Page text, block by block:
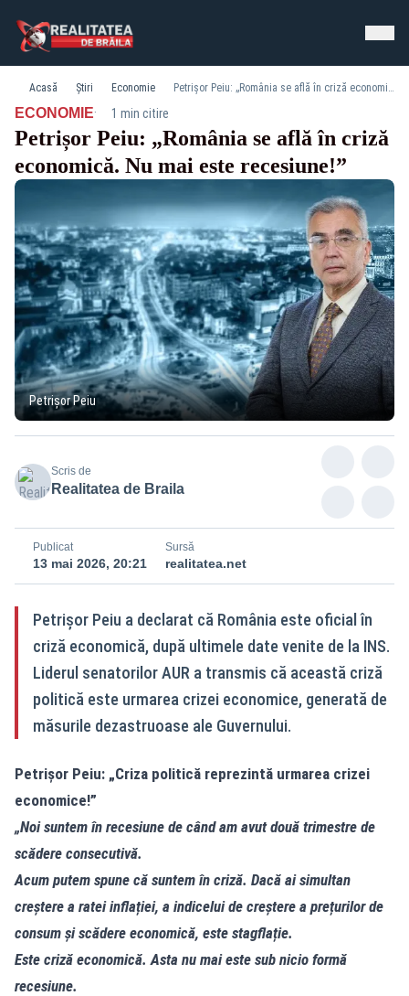
Acasă Știri Economie Petrișor Peiu: „România se află în criză economică. Nu mai este recesiune!”
ECONOMIE· 1 min citire
Petrișor Peiu: „România se află în criză
economică. Nu mai este recesiune!”
Petrișor Peiu
Scris de
Realitatea de Braila
Publicat
13 mai 2026, 20:21
Sursă
realitatea.net
Petrișor Peiu a declarat că România este oficial în
criză economică, după ultimele date venite de la INS.
Liderul senatorilor AUR a transmis că această criză
politică este urmarea crizei economice, generată de
măsurile dezastruoase ale Guvernului.
Petrișor Peiu: „Criza politică reprezintă urmarea crizei
economice!”
„Noi suntem în recesiune de când am avut două trimestre de
scădere consecutivă.
Acum putem spune că suntem în criză. Dacă ai simultan
creștere a ratei inflației, a indicelui de creștere a prețurilor de
consum și scădere economică, este stagflație.
Este criză economică. Asta nu mai este sub nicio formă
recesiune.